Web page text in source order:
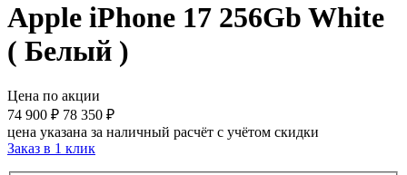
Apple iPhone 17 256Gb White
( Белый )
Цена по акции
74 900 ₽ 78 350 ₽
цена указана за наличный расчёт с учётом скидки
Заказ в 1 клик